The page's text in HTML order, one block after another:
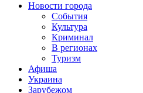
Новости города
События
Культура
Криминал
В регионах
Туризм
Афиша
Украина
Зарубежом